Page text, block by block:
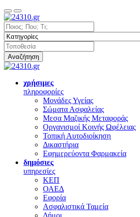
Αναζήτηση
χρήσιμες
πληροφορίες
Μονάδες Υγείας
Σώματα Ασφαλείας
Μεσα Μαζικής Μεταφοράς
Οργανισμοί Κοινής Ωφέλειας
Τοπική Αυτοδιοίκηση
Δικαστήρια
Εφημερεύοντα Φαρμακεία
δημόσιες
υπηρεσίες
ΚΕΠ
ΟΑΕΔ
Εφορία
Ασφαλιστικά Ταμεία
Δήμοι